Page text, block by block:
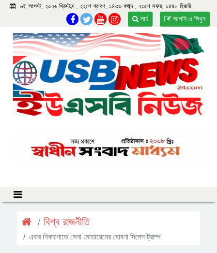
৬ই আগস্ট, ২০২৬ খ্রিস্টাব্দ , ২২শে শ্রাবণ, ১৪৩৩ বঙ্গাব্দ , ২৩শে সফর, ১৪৪৮ হিজরি
আপনি ও লিখুন
সার্চ
বিশ্ব রাজনীতি
এবার শিকাগোতে সেনা মোতায়েনের ঘোষণা দিলেন ট্রাম্প